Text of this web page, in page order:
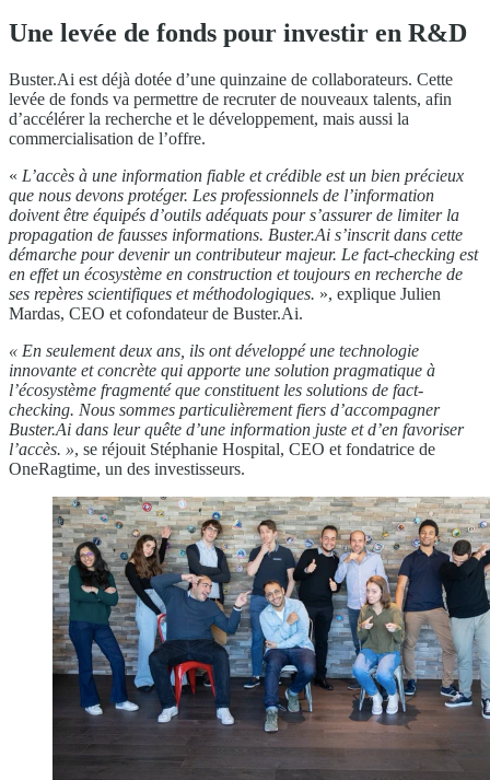
Une levée de fonds pour investir en R&D
Buster.Ai est déjà dotée d’une quinzaine de collaborateurs. Cette
levée de fonds va permettre de recruter de nouveaux talents, afin
d’accélérer la recherche et le développement, mais aussi la
commercialisation de l’offre.
« L’accès à une information fiable et crédible est un bien précieux
que nous devons protéger. Les professionnels de l’information
doivent être équipés d’outils adéquats pour s’assurer de limiter la
propagation de fausses informations. Buster.Ai s’inscrit dans cette
démarche pour devenir un contributeur majeur. Le fact-checking est
en effet un écosystème en construction et toujours en recherche de
ses repères scientifiques et méthodologiques. », explique Julien
Mardas, CEO et cofondateur de Buster.Ai.
« En seulement deux ans, ils ont développé une technologie
innovante et concrète qui apporte une solution pragmatique à
l’écosystème fragmenté que constituent les solutions de fact-
checking. Nous sommes particulièrement fiers d’accompagner
Buster.Ai dans leur quête d’une information juste et d’en favoriser
l’accès. », se réjouit Stéphanie Hospital, CEO et fondatrice de
OneRagtime, un des investisseurs.